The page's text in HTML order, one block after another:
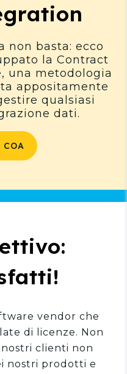
non basta: ecco
la Contract
una metodologia
appositamente
qualsiasi
dati.
vendor che
di licenze. Non
clienti non
nostri prodotti e